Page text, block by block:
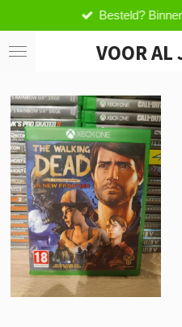
direct
naar
VOOR AL
Besteld?